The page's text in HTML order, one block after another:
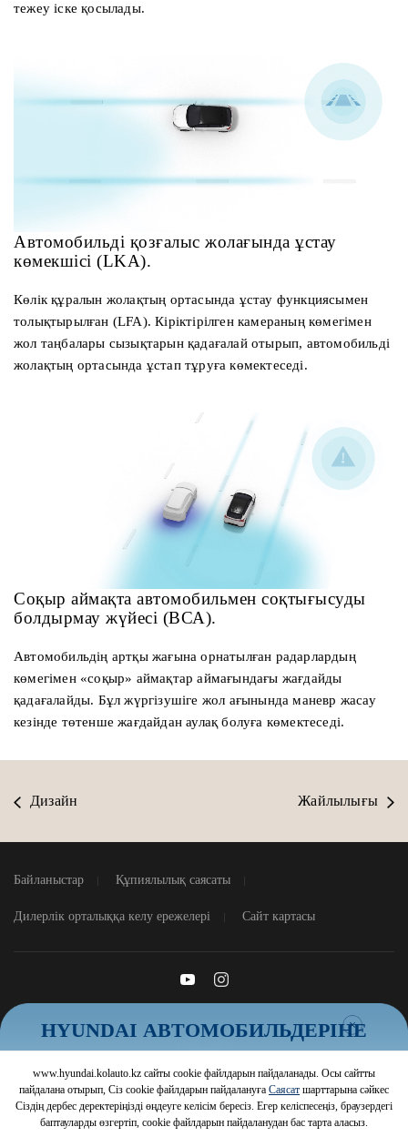
тежеу іске қосылады.
Автомобильді қозғалыс жолағында ұстау
көмекшісі (LKA).
Көлік құралын жолақтың ортасында ұстау функциясымен
толықтырылған (LFA). Кіріктірілген камераның көмегімен
жол таңбалары сызықтарын қадағалай отырып, автомобильді
жолақтың ортасында ұстап тұруға көмектеседі.
Соқыр аймақта автомобильмен соқтығысуды
болдырмау жүйесі (ВСА).
Автомобильдің артқы жағына орнатылған радарлардың
көмегімен «соқыр» аймақтар аймағындағы жағдайды
қадағалайды. Бұл жүргізушіге жол ағынында маневр жасау
кезінде төтенше жағдайдан аулақ болуға көмектеседі.
Дизайн Жайлылығы
Байланыстар Құпиялылық саясаты
Дилерлік орталыққа келу ережелері Сайт картасы
© 2026 Hyundai Motor Company
www.hyundai.kolauto.kz сайты cookie файлдарын пайдаланады. Осы сайтты
пайдалана отырып, Сіз cookie файлдарын пайдалануға Саясат шарттарына сәйкес
Сіздің дербес деректеріңізді өңдеуге келісім бересіз. Егер келіспесеңіз, браузердегі
баптауларды өзгертіп, cookie файлдарын пайдаланудан бас тарта аласыз.
HYUNDAI АВТОМОБИЛЬДЕРІНЕ
Шарттарды білу